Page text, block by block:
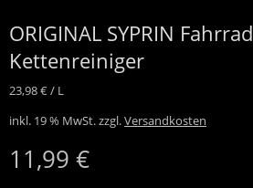
ORIGINAL SYPRIN Fahrrad
Kettenreiniger
23,98€/ L
inkl. 19 % MwSt.zzgl.Versandkosten
11,99 €